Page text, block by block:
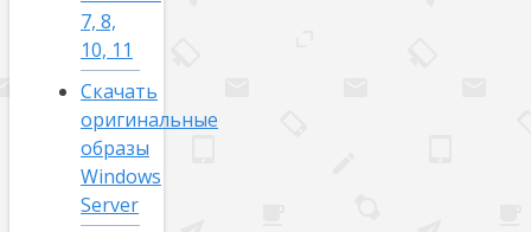
7, 8,
10, 11
Скачать
оригинальные
образы
Windows
Server